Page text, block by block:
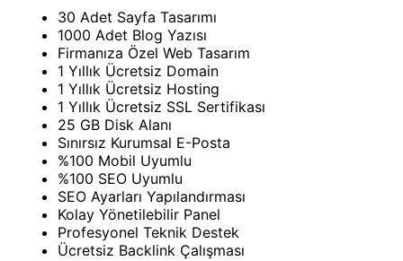
30 Adet Sayfa Tasarımı
1000 Adet Blog Yazısı
Firmanıza Özel Web Tasarım
1 Yıllık Ücretsiz Domain
1 Yıllık Ücretsiz Hosting
1 Yıllık Ücretsiz SSL Sertifikası
25 GB Disk Alanı
Sınırsız Kurumsal E-Posta
%100 Mobil Uyumlu
%100 SEO Uyumlu
SEO Ayarları Yapılandırması
Kolay Yönetilebilir Panel
Profesyonel Teknik Destek
Ücretsiz Backlink Çalışması